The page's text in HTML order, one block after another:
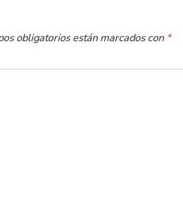
obligatorios están marcados con *